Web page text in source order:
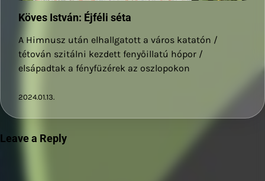
Köves István: Éjféli séta
A Himnusz után elhallgatott a város katatón /
tétován szitálni kezdett fenyőillatú hópor /
elsápadtak a fényfüzérek az oszlopokon
2024.01.13.
Leave a Reply